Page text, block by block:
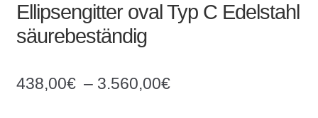
Ellipsengitter oval Typ C Edelstahl
säurebeständig
438,00€ – 3.560,00€